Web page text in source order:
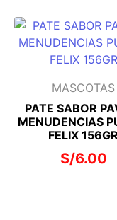
MASCOTAS
PATE SABOR
MENUDENCIAS
FELIX 156GR
S/6.00